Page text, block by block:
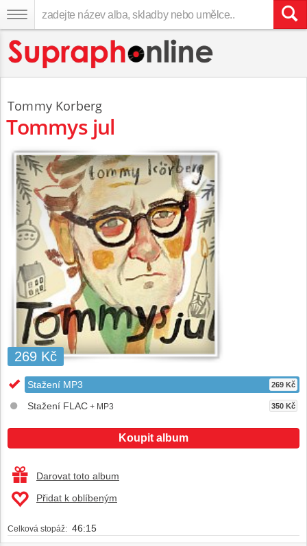
Tommy Korberg
Tommys jul
269 Kč
Stažení MP3 269 Kč
Stažení FLAC + MP3 350 Kč
Koupit album
Darovat toto album
Přidat k oblíbeným
Celková stopáž: 46:15